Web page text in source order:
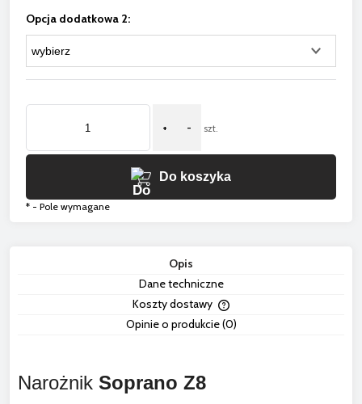
Opcja dodatkowa 2:
+ - szt.
Do koszyka
* - Pole wymagane
Opis
Dane techniczne
Koszty dostawy
Cena nie zawiera
Opinie o produkcie (0)
Narożnik Soprano Z8